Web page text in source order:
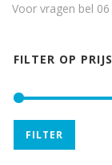
Voor vragen bel
FILTER OP PRIJS
FILTER